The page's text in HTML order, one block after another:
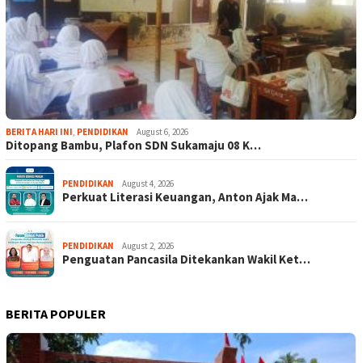
BERITA HARI INI PENDIDIKAN August 6, 2026
Ditopang Bambu, Plafon SDN Sukamaju 08 K…
PENDIDIKAN August 4, 2026
Perkuat Literasi Keuangan, Anton Ajak Ma…
PENDIDIKAN August 2, 2026
Penguatan Pancasila Ditekankan Wakil Ket…
BERITA POPULER